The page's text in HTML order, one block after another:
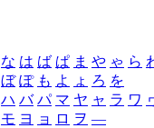
な は ば ぱ ま や ゃ ら
ぼ ぽ も よ ょ ろ を
ハ バ パ マ ヤ ャ ラ ワ
モ ヨ ョ ロ ヲ ―